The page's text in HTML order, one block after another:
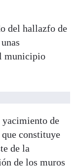
del hallazfo de
municipio
de
constituye
de la
de los muros